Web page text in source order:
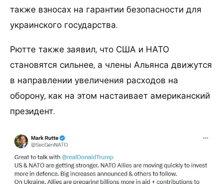
также взносах на гарантии безопасности для
украинского государства.
Рютте также заявил, что США и НАТО
становятся сильнее, а члены Альянса движутся
в направлении увеличения расходов на
оборону, как на этом настаивает американский
президент.